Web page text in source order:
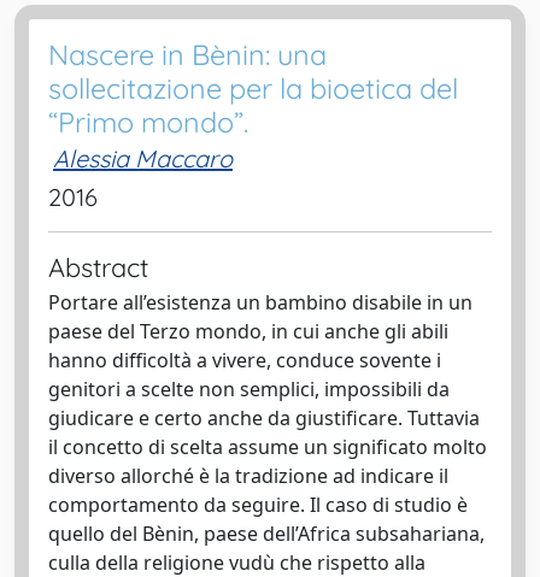
Nascere in Bènin: una
sollecitazione per la bioetica del
“Primo mondo”.
Alessia Maccaro
2016
Abstract
Portare all’esistenza un bambino disabile in un
paese del Terzo mondo, in cui anche gli abili
hanno difficoltà a vivere, conduce sovente i
genitori a scelte non semplici, impossibili da
giudicare e certo anche da giustificare. Tuttavia
il concetto di scelta assume un significato molto
diverso allorché è la tradizione ad indicare il
comportamento da seguire. Il caso di studio è
quello del Bènin, paese dell’Africa subsahariana,
culla della religione vudù che rispetto alla